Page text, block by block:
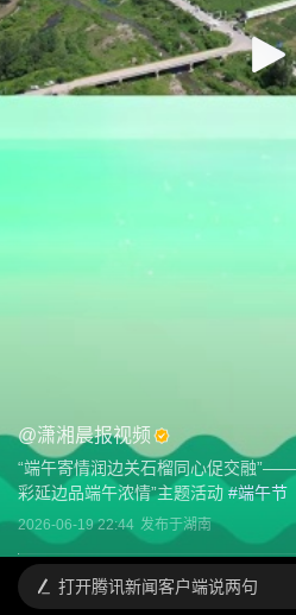
@潇湘晨报视频
“端午寄情润边关石榴同心促交融
彩延边品端午浓情”主题活动 #端午节
2026-06-19 22:44 发布于湖南
打开腾讯新闻客户端说两句